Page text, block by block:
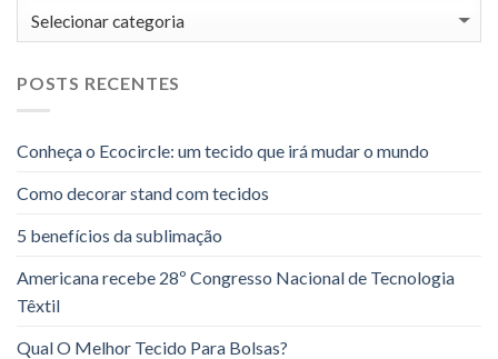
Categorias
POSTS RECENTES
Conheça o Ecocircle: um tecido que irá mudar o mundo
Como decorar stand com tecidos
5 benefícios da sublimação
Americana recebe 28º Congresso Nacional de Tecnologia
Têxtil
Qual O Melhor Tecido Para Bolsas?